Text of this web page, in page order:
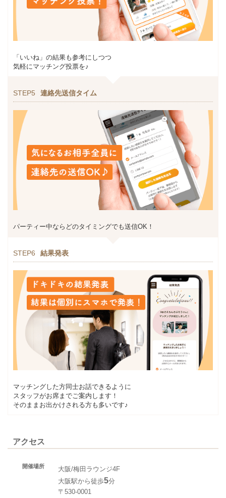
「いいね」の結果も参考にしつつ
気軽にマッチング投票を♪
STEP5 連絡先送信タイム
パーティー中ならどのタイミングでも送信OK！
STEP6 結果発表
マッチングした方同士お話できるように
スタッフがお席までご案内します！
そのままお出かけされる方も多いです♪
アクセス
開催場所
大阪/梅田ラウンジ4F
大阪駅から徒歩5分
〒530-0001